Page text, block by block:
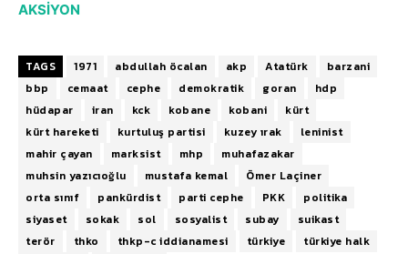
AKSİYON
TAGS 1971 abdullah öcalan akp Atatürk
barzani
bbp
cemaat cephe demokratik goran
hdp
hüdapar
iran kck kobane kobani
kürt
kürt hareketi
kurtuluş partisi kuzey ırak
leninist
mahir çayan
marksist mhp
muhafazakar
muhsin yazıcıoğlu
mustafa kemal
Ömer Laçiner
orta sınıf
pankürdist parti cephe PKK
politika
siyaset
sokak sol sosyalist subay
suikast
terör
thko thkp-c iddianamesi türkiye
türkiye halk